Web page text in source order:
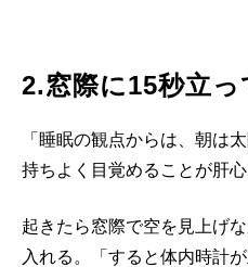
2.窓際に15秒立っ
「睡眠の観点からは、朝は
持ちよく目覚めることが肝
起きたら窓際で空を見上げ
入れる。「すると体内時計